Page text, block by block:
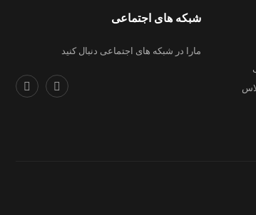
شبکه های اجتماعی
مارا در شبکه های اجتماعی دنبال کنید